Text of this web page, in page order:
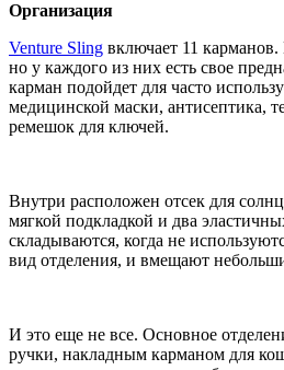
Организация
Venture Sling включает 11
но у каждого из них есть свое
карман подойдет для часто
медицинской маски, антисептика,
ремешок для ключей.
Внутри расположен отсек для
мягкой подкладкой и два
складываются, когда не
вид отделения, и вмещают
И это еще не все. Основное
ручки, накладным карманом для